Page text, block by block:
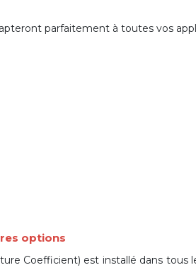
parfaitement à toutes vos
options
Coefficient) est installé dans tous